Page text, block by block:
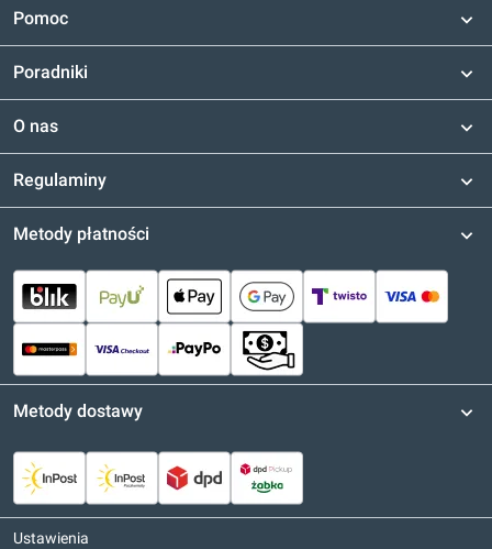
Pomoc
Poradniki
O nas
Regulaminy
Metody płatności
Metody dostawy
Ustawienia